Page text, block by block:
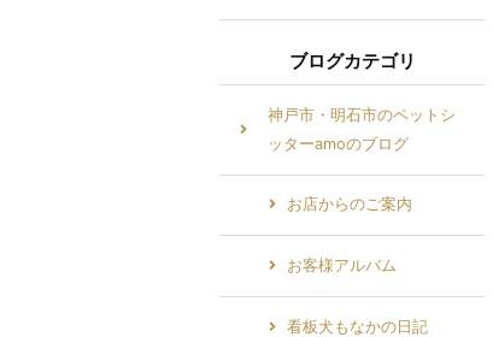
ブログカテゴリ
神戸市・明石市のペットシ
ッターamoのブログ
お店からのご案内
お客様アルバム
看板犬もなかの日記